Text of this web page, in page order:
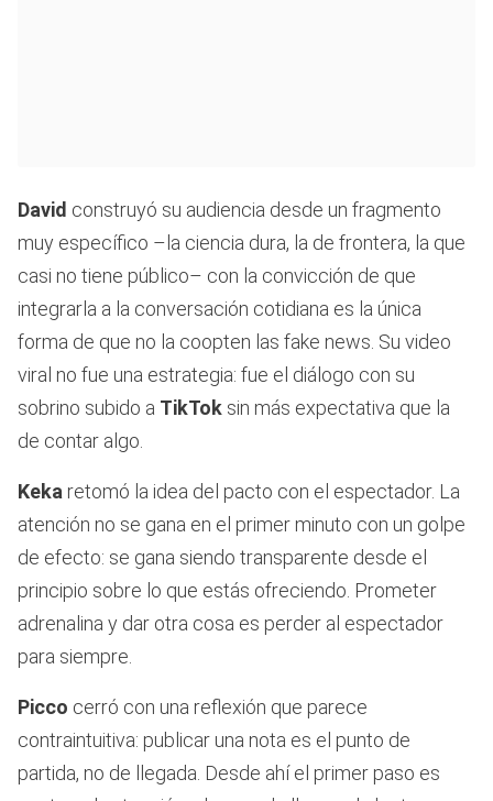
David construyó su audiencia desde un fragmento
muy específico –la ciencia dura, la de frontera, la que
casi no tiene público– con la convicción de que
integrarla a la conversación cotidiana es la única
forma de que no la coopten las fake news. Su video
viral no fue una estrategia: fue el diálogo con su
sobrino subido a TikTok sin más expectativa que la
de contar algo.
Keka retomó la idea del pacto con el espectador. La
atención no se gana en el primer minuto con un golpe
de efecto: se gana siendo transparente desde el
principio sobre lo que estás ofreciendo. Prometer
adrenalina y dar otra cosa es perder al espectador
para siempre.
Picco cerró con una reflexión que parece
contraintuitiva: publicar una nota es el punto de
partida, no de llegada. Desde ahí el primer paso es